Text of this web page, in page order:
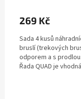
269 Kč
Sada 4 kusů
bruslí (trekových
odporem a s
Řada QUAD je